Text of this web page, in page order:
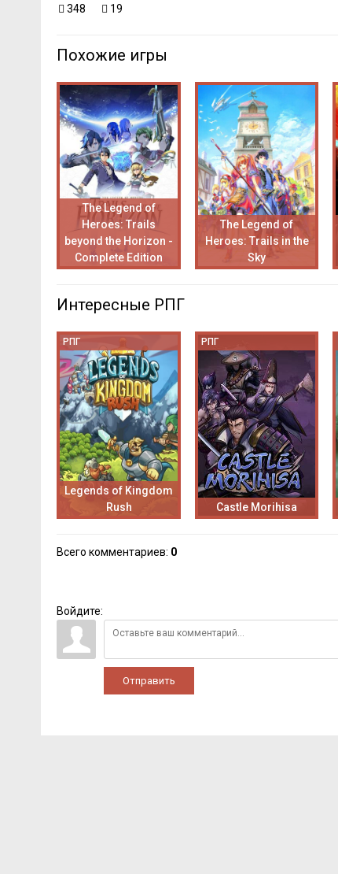
348 19
Похожие игры
The Legend of
Heroes: Trails
beyond the Horizon -
Complete Edition
The Legend of
Heroes: Trails in the
Sky
Интересные РПГ
РПГ
Legends of Kingdom
Rush
РПГ
Castle Morihisa
Всего комментариев: 0
Войдите:
Отправить